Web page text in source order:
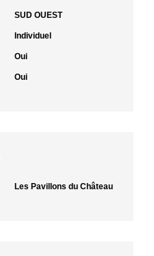
SUD OUEST
Individuel
Oui
Oui
Les Pavillons du Château